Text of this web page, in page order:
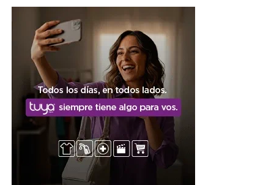
libertarias quedaron relegadas al sexto puesto.
Un triunfo que también
incluyó al peronismo aliado
En el resto de los municipios, el resultado reflejó el
llamado «pacto de competencia controlada» entre el
Frente Cívico y sectores del Partido Justicialista
provincial: en localidades como Las Termas de Río
Hondo, Añatuya, Frías, Colonia Dora, Loreto, Selva y San
el triunfo correspondió específicamente a
candidatos del PJ, aliados del oficialismo provincial,